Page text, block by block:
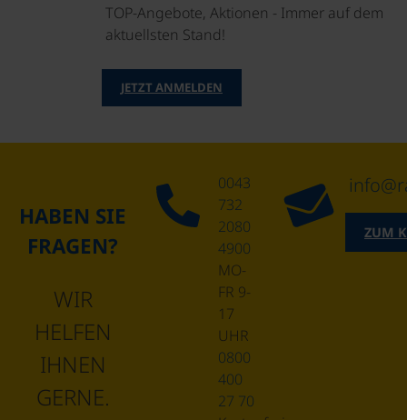
TOP-Angebote, Aktionen - Immer auf dem
aktuellsten Stand!
JETZT ANMELDEN
HABEN SIE
FRAGEN?
WIR
HELFEN
IHNEN
GERNE.
0043
732
2080
4900
MO-
FR 9-
17
UHR
0800
400
27 70
ZUM